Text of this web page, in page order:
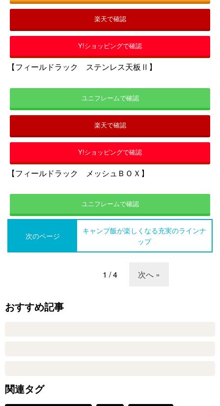
楽天で確認
Y!ショッピングで確認
【フィールドラック ステンレス天板Ⅱ】
ユニフレームで確認
楽天で確認
Y!ショッピングで確認
【フィールドラック メッシュＢＯＸ】
ユニフレームで確認
次のページ
キャンプ飯が楽しくなる充実のラインナ
ップ
次へ »
1 / 4
おすすめ記事
関連タグ